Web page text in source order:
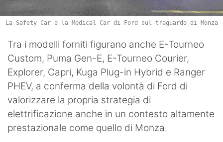
La Safety Car e la Medical Car di Ford sul traguardo di Monza
Tra i modelli forniti figurano anche E-Tourneo
Custom, Puma Gen-E, E-Tourneo Courier,
Explorer, Capri, Kuga Plug-in Hybrid e Ranger
PHEV, a conferma della volontà di Ford di
valorizzare la propria strategia di
elettrificazione anche in un contesto altamente
prestazionale come quello di Monza.